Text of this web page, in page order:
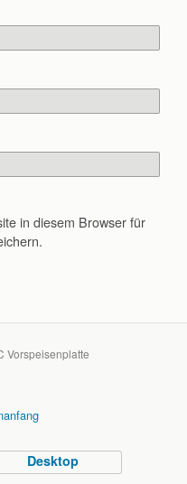
in diesem Browser für
Vorspeisenplatte
Desktop